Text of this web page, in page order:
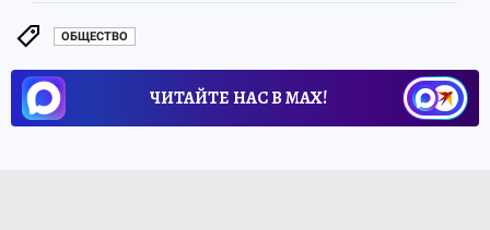
ОБЩЕСТВО
ЧИТАЙТЕ НАС В МАХ!